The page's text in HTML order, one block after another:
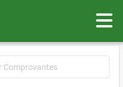
Comprovantes